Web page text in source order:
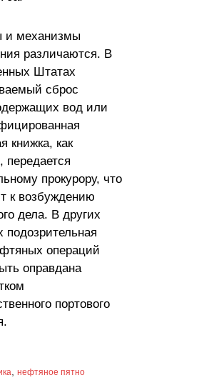
механизмы
различаются. В
Штатах
сброс
вод или
книжка, как
передается
прокурору, что
к возбуждению
дела. В других
подозрительная
операций
оправдана
портового
нефтяное пятно